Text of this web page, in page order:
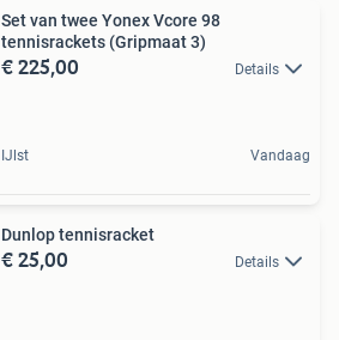
Set van twee Yonex Vcore 98
tennisrackets (Gripmaat 3)
€ 225,00 Details
IJlst Vandaag
Dunlop tennisracket
€ 25,00 Details